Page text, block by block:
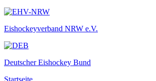
Eishockeyverband NRW e.V.
Deutscher Eishockey Bund